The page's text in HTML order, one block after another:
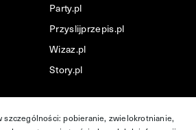
Party.pl
Przyslijprzepis.pl
Wizaz.pl
Story.pl
szczególności: pobieranie, zwielokrotnianie,